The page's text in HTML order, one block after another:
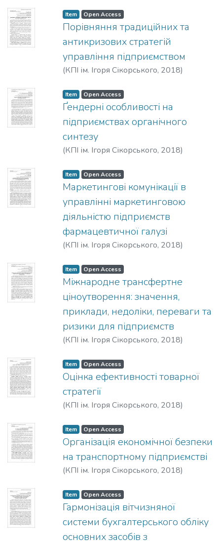
Item Open Access
Порівняння традиційних та
антикризових стратегій
управління підприємством
(КПІ ім. Ігоря Сікорського, 2018)
Item Open Access
Ґендерні особливості на
підприємствах органічного
синтезу
(КПІ ім. Ігоря Сікорського, 2018)
Item Open Access
Маркетингові комунікації в
управлінні маркетинговою
діяльністю підприємств
фармацевтичної галузі
(КПІ ім. Ігоря Сікорського, 2018)
Item Open Access
Міжнародне трансфертне
ціноутворення: значення,
приклади, недоліки, переваги та
ризики для підприємств
(КПІ ім. Ігоря Сікорського, 2018)
Item Open Access
Оцінка ефективності товарної
стратегії
(КПІ ім. Ігоря Сікорського, 2018)
Item Open Access
Організація економічної безпеки
на транспортному підприємстві
(КПІ ім. Ігоря Сікорського, 2018)
Item Open Access
Гармонізація вітчизняної
системи бухгалтерського обліку
основних засобів з